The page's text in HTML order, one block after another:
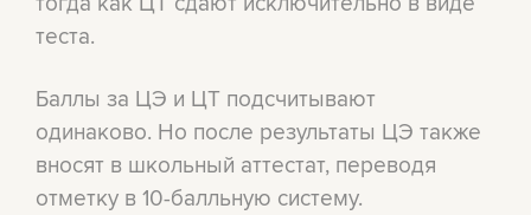
теста.
Баллы за ЦЭ и ЦТ подсчитывают
одинаково. Но после результаты ЦЭ также
вносят в школьный аттестат, переводя
отметку в 10-балльную систему.